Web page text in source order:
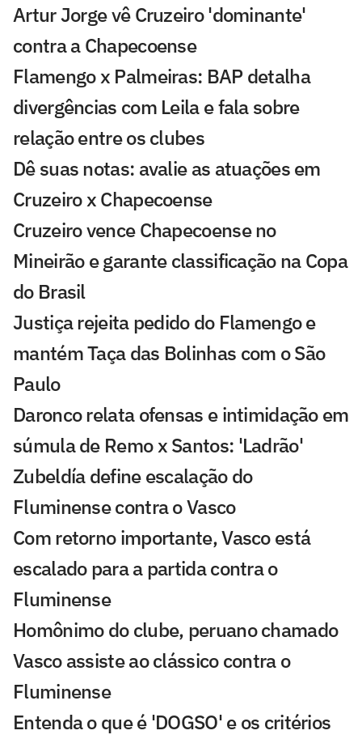
Artur Jorge vê Cruzeiro 'dominante'
contra a Chapecoense
Flamengo x Palmeiras: BAP detalha
divergências com Leila e fala sobre
relação entre os clubes
Dê suas notas: avalie as atuações em
Cruzeiro x Chapecoense
Cruzeiro vence Chapecoense no
Mineirão e garante classificação na Copa
do Brasil
Justiça rejeita pedido do Flamengo e
mantém Taça das Bolinhas com o São
Paulo
Daronco relata ofensas e intimidação em
súmula de Remo x Santos: 'Ladrão'
Zubeldía define escalação do
Fluminense contra o Vasco
Com retorno importante, Vasco está
escalado para a partida contra o
Fluminense
Homônimo do clube, peruano chamado
Vasco assiste ao clássico contra o
Fluminense
Entenda o que é 'DOGSO' e os critérios